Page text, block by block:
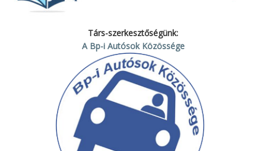
Társ-szerkesztőségünk:
A Bp-i Autósok Közössége